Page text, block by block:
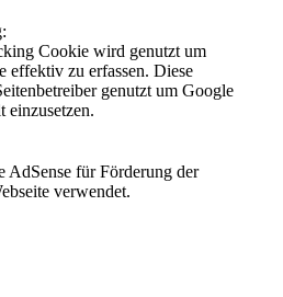
Cookie wird genutzt um
effektiv zu erfassen. Diese
genutzt um Google
einzusetzen.
für Förderung der
verwendet.